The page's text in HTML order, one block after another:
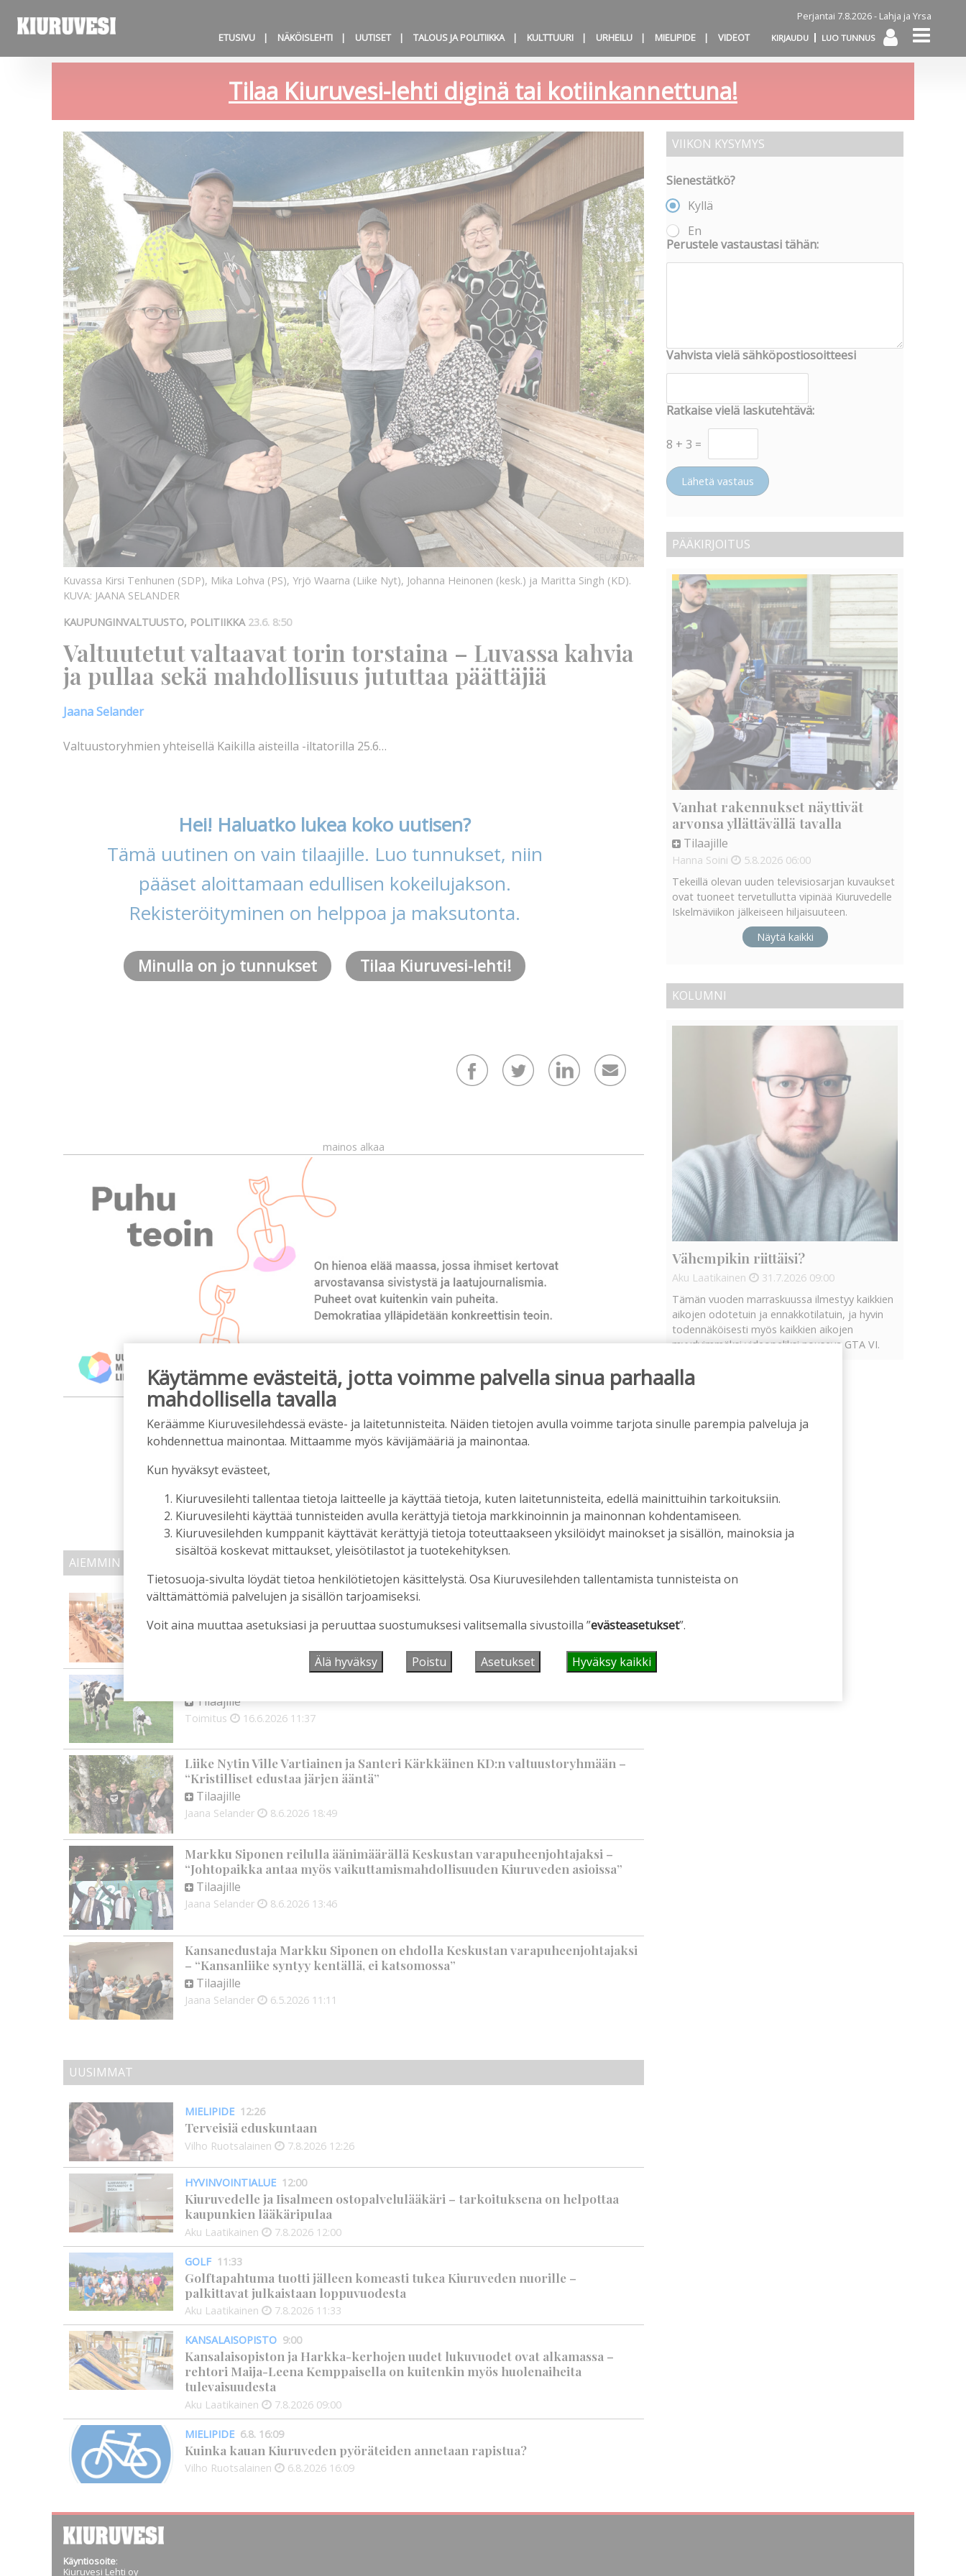
Perjantai 7.8.2026 - Lahja ja Yrsa
ETUSIVU
NÄKÖISLEHTI UUTISET TALOUS JA POLITIIKKA KULTTUURI URHEILU MIELIPIDE VIDEOT KIRJAUDU LUO TUNNUS
Tilaa Kiuruvesi-lehti diginä tai kotiinkannettuna!
KUVA:
KUVA:
JAANA
SELANDER
Kuvassa Kirsi Tenhunen (SDP), Mika Lohva (PS), Yrjö Waarna (Liike Nyt), Johanna Heinonen (kesk.) ja Maritta Singh (KD).
KUVA: JAANA SELANDER
KAUPUNGINVALTUUSTO, POLITIIKKA 23.6. 8:50
Valtuutetut valtaavat torin torstaina – Luvassa kahvia
ja pullaa sekä mahdollisuus jututtaa päättäjiä
Jaana Selander
Valtuustoryhmien yhteisellä Kaikilla aisteilla -iltatorilla 25.6…
Hei! Haluatko lukea koko uutisen?
Tämä uutinen on vain tilaajille. Luo tunnukset, niin
pääset aloittamaan edullisen kokeilujakson.
Rekisteröityminen on helppoa ja maksutonta.
Minulla on jo tunnukset Tilaa Kiuruvesi-lehti!
mainos alkaa
mainos päättyy
AIEMMIN AIHEESTA
Otimme selvää, miten poliitikot ovat istuneet valtuuston, hallituksen ja
Tilaajille
29.7.2026 10:00
Tilaajille
Toimitus 16.6.2026 11:37
Liike Nytin Ville Vartiainen ja Santeri Kärkkäinen KD:n valtuustoryhmään –
“Kristilliset edustaa järjen ääntä”
Tilaajille
Jaana Selander 8.6.2026 18:49
Markku Siponen reilulla äänimäärällä Keskustan varapuheenjohtajaksi –
“Johtopaikka antaa myös vaikuttamismahdollisuuden Kiuruveden asioissa”
Tilaajille
Jaana Selander 8.6.2026 13:46
Kansanedustaja Markku Siponen on ehdolla Keskustan varapuheenjohtajaksi
– “Kansanliike syntyy kentällä, ei katsomossa”
Tilaajille
Jaana Selander 6.5.2026 11:11
UUSIMMAT
MIELIPIDE 12:26
Terveisiä eduskuntaan
Vilho Ruotsalainen 7.8.2026 12:26
HYVINVOINTIALUE 12:00
Kiuruvedelle ja Iisalmeen ostopalvelulääkäri – tarkoituksena on helpottaa
kaupunkien lääkäripulaa
Aku Laatikainen 7.8.2026 12:00
GOLF 11:33
Golftapahtuma tuotti jälleen komeasti tukea Kiuruveden nuorille –
palkittavat julkaistaan loppuvuodesta
Aku Laatikainen 7.8.2026 11:33
KANSALAISOPISTO 9:00
Kansalaisopiston ja Harkka-kerhojen uudet lukuvuodet ovat alkamassa –
rehtori Maija-Leena Kemppaisella on kuitenkin myös huolenaiheita
tulevaisuudesta
Aku Laatikainen 7.8.2026 09:00
MIELIPIDE 6.8. 16:09
Kuinka kauan Kiuruveden pyöräteiden annetaan rapistua?
Vilho Ruotsalainen 6.8.2026 16:09
VIIKON KYSYMYS
Sienestätkö?
Kyllä
En
Perustele vastaustasi tähän:
Vahvista vielä sähköpostiosoitteesi
Ratkaise vielä laskutehtävä:
8 + 3 =
Lähetä vastaus
PÄÄKIRJOITUS
Vanhat rakennukset näyttivät
arvonsa yllättävällä tavalla
Tilaajille
Hanna Soini 5.8.2026 06:00
Tekeillä olevan uuden televisiosarjan kuvaukset
ovat tuoneet tervetullutta vipinää Kiuruvedelle
Iskelmäviikon jälkeiseen hiljaisuuteen.
Näytä kaikki
KOLUMNI
Vähempikin riittäisi?
Aku Laatikainen 31.7.2026 09:00
Tämän vuoden marraskuussa ilmestyy kaikkien
aikojen odotetuin ja ennakkotilatuin, ja hyvin
todennäköisesti myös kaikkien aikojen
myydyimmäksi videopeliksi nouseva GTA VI.
Käyntiosoite:
Kiuruvesi Lehti oy
Käytämme evästeitä, jotta voimme palvella sinua parhaalla
mahdollisella tavalla
Keräämme Kiuruvesilehdessä eväste- ja laitetunnisteita. Näiden tietojen avulla voimme tarjota sinulle parempia palveluja ja
kohdennettua mainontaa. Mittaamme myös kävijämääriä ja mainontaa.
Kun hyväksyt evästeet,
Kiuruvesilehti tallentaa tietoja laitteelle ja käyttää tietoja, kuten laitetunnisteita, edellä mainittuihin tarkoituksiin.
Kiuruvesilehti käyttää tunnisteiden avulla kerättyjä tietoja markkinoinnin ja mainonnan kohdentamiseen.
Kiuruvesilehden kumppanit käyttävät kerättyjä tietoja toteuttaakseen yksilöidyt mainokset ja sisällön, mainoksia ja
sisältöä koskevat mittaukset, yleisötilastot ja tuotekehityksen.
Tietosuoja-sivulta löydät tietoa henkilötietojen käsittelystä. Osa Kiuruvesilehden tallentamista tunnisteista on
välttämättömiä palvelujen ja sisällön tarjoamiseksi.
Voit aina muuttaa asetuksiasi ja peruuttaa suostumuksesi valitsemalla sivustoilla ”evästeasetukset”.
Älä hyväksy Poistu Asetukset Hyväksy kaikki